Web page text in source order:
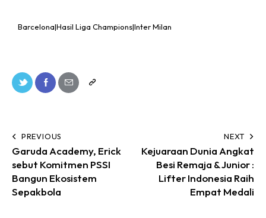
Barcelona|Hasil Liga Champions|Inter Milan
PREVIOUS
Garuda Academy, Erick
sebut Komitmen PSSI
Bangun Ekosistem
Sepakbola
NEXT
Kejuaraan Dunia Angkat
Besi Remaja & Junior :
Lifter Indonesia Raih
Empat Medali